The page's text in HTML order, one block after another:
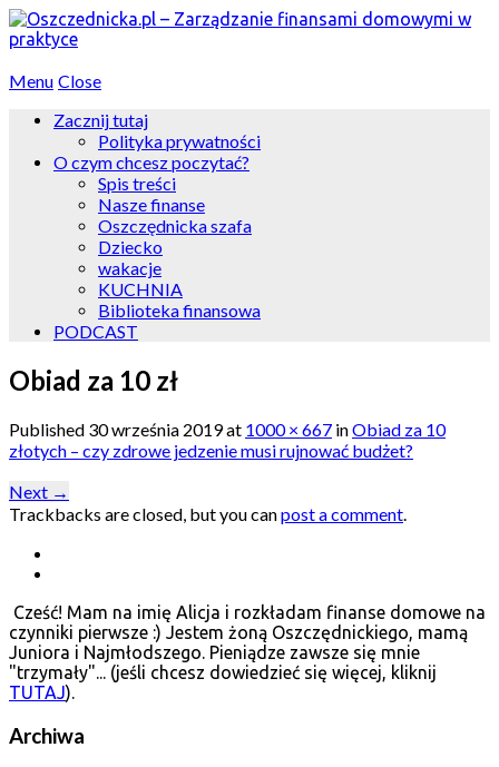
Menu Close
Zacznij tutaj
Polityka prywatności
O czym chcesz poczytać?
Spis treści
Nasze finanse
Oszczędnicka szafa
Dziecko
wakacje
KUCHNIA
Biblioteka finansowa
PODCAST
Obiad za 10 zł
Published 30 września 2019at 1000 × 667 inObiad za 10
złotych – czy zdrowe jedzenie musi rujnować budżet?
Next →
Trackbacks are closed, but you canpost a comment
Cześć! Mam na imię Alicja i rozkładam finanse domowe na
czynniki pierwsze :) Jestem żoną Oszczędnickiego, mamą
Juniora i Najmłodszego. Pieniądze zawsze się mnie
"trzymały"... (jeśli chcesz dowiedzieć się więcej, kliknij
TUTAJ).
Archiwa